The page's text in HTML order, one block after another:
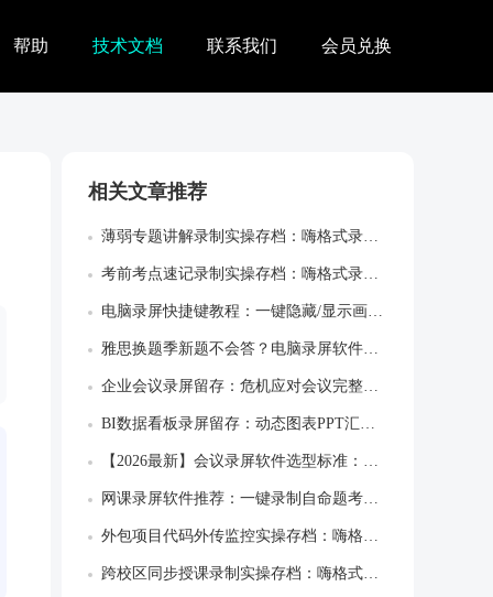
帮助 技术文档 联系我们 会员兑换
相关文章推荐
薄弱专题讲解录制实操存档：嗨格式录屏大师...
考前考点速记录制实操存档：嗨格式录屏大师...
电脑录屏快捷键教程：一键隐藏/显示画板，...
雅思换题季新题不会答？电脑录屏软件画中画...
企业会议录屏留存：危机应对会议完整决策留...
BI数据看板录屏留存：动态图表PPT汇报...
【2026最新】会议录屏软件选型标准：录...
网课录屏软件推荐：一键录制自命题考研院校...
外包项目代码外传监控实操存档：嗨格式屏幕...
跨校区同步授课录制实操存档：嗨格式录屏大...